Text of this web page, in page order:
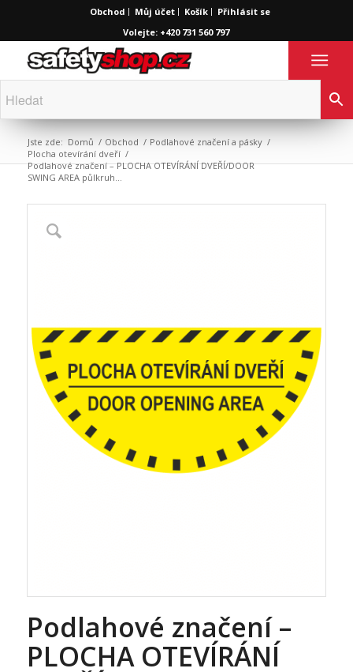
Obchod Můj účet Košík
Přihlásit se
Volejte: +420 731 560 797
Jste zde: Domů / Obchod / Podlahové značení a pásky /
Plocha otevírání dveří /
Podlahové značení – PLOCHA OTEVÍRÁNÍ DVEŘÍ/DOOR
SWING AREA půlkruh...
Podlahové značení –
PLOCHA OTEVÍRÁNÍ